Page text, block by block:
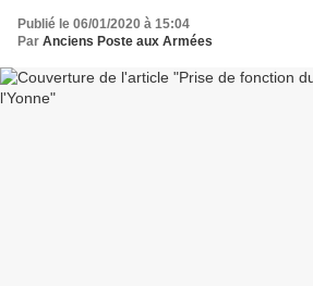
Publié le 06/01/2020 à 15:04
Par Anciens Poste aux Armées